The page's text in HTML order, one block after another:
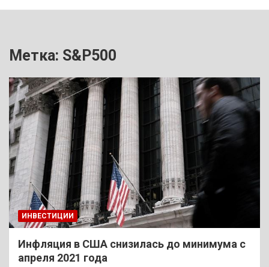
Метка: S&P500
ИНВЕСТИЦИИ
Инфляция в США снизилась до минимума с
апреля 2021 года